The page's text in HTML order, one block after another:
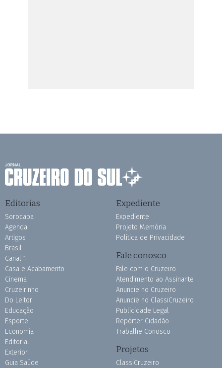
Editorias
Sorocaba
Agenda
Artigos
Brasil
Canal 1
Casa e Acabamento
Cinema
Cruzeirinho
Do Leitor
Educação
Esporte
Economia
Editorial
Exterior
Guia Saúde
Expediente
Expediente
Projeto Memória
Política de Privacidade
Fale conosco
Fale com o Cruzeiro
Atendimento ao Assinante
Anuncie no Cruzeiro
Anuncie no ClassiCruzeiro
Publicidade Legal
Repórter Cidadão
Trabalhe Conosco
Projetos
ClassiCruzeiro